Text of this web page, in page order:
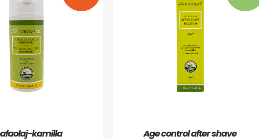
kamilla
Age control after shave